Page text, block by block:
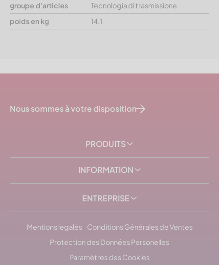
groupe d'articles
Tecnologia di trasmissione
poids en kg
14.1
Nous sommes à votre disposition
PRODUITS
INFORMATION
ENTREPRISE
Mentions legalés
Conditions Générales de Ventes
Protection des Données Personelles
Paramètres des Cookies